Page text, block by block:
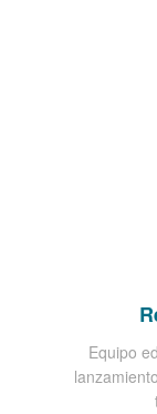
Equipo